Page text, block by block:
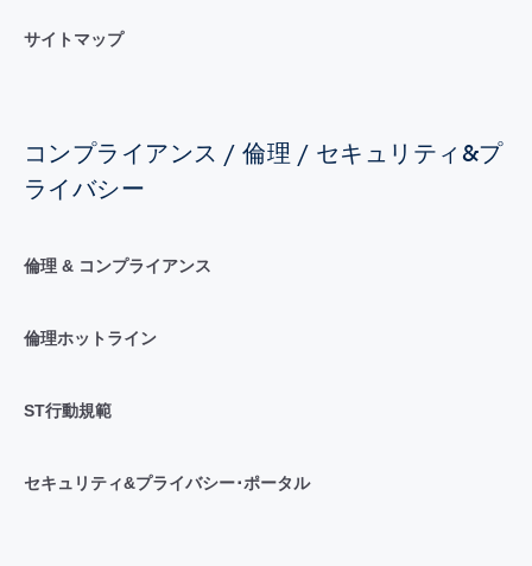
サイトマップ
コンプライアンス / 倫理 / セキュリティ&プ
ライバシー
倫理 & コンプライアンス
倫理ホットライン
ST行動規範
セキュリティ&プライバシー･ポータル